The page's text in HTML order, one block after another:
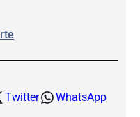
Twitter WhatsApp